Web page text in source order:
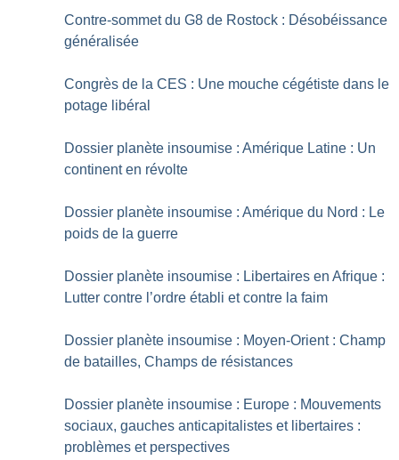
Contre-sommet du G8 de Rostock : Désobéissance
généralisée
Congrès de la CES : Une mouche cégétiste dans le
potage libéral
Dossier planète insoumise : Amérique Latine : Un
continent en révolte
Dossier planète insoumise : Amérique du Nord : Le
poids de la guerre
Dossier planète insoumise : Libertaires en Afrique :
Lutter contre l’ordre établi et contre la faim
Dossier planète insoumise : Moyen-Orient : Champ
de batailles, Champs de résistances
Dossier planète insoumise : Europe : Mouvements
sociaux, gauches anticapitalistes et libertaires :
problèmes et perspectives